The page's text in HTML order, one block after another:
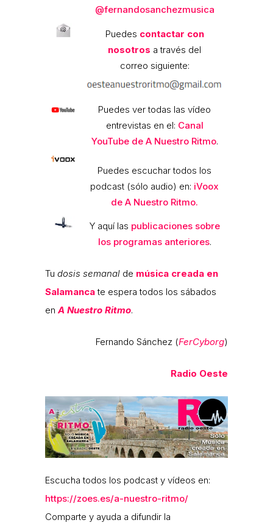
@fernandosanchezmusica
Puedes contactar con
nosotros a través del
correo siguiente:
Puedes ver todas las vídeo
entrevistas en el: Canal
YouTube de A Nuestro Ritmo.
Puedes escuchar todos los
podcast (sólo audio) en: iVoox
de A Nuestro Ritmo.
Y aquí las publicaciones sobre
los programas anteriores.
Tu dosis semanal de música creada en
Salamancate espera todos los sábados
enA Nuestro Ritmo.
Fernando Sánchez (FerCyborg)
Radio Oeste
Escucha todos los podcast y vídeos en:
https://zoes.es/a-nuestro-ritmo/
Comparte y ayuda a difundir la